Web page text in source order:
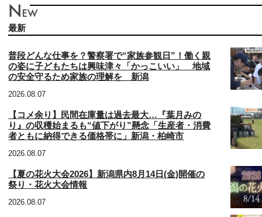
最新
普段どんな仕事を？警察署で“家族参観日”！働く親
の姿に子どもたちは興味津々「かっこいい」 地域
の安全守るため家族の理解を 新潟
2026.08.07
【コメ余り】民間在庫量は過去最大…『葉月みの
り』の収穫始まるも“値下がり”懸念「生産者・消費
者ともに納得できる価格帯に」新潟・柏崎市
2026.08.07
【夏の花火大会2026】新潟県内8月14日(金)開催の
祭り・花火大会情報
2026.08.07